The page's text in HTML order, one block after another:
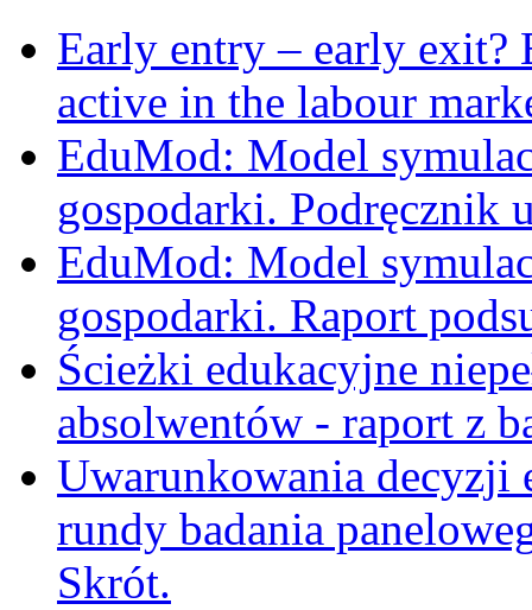
Early entry – early exit?
active in the labour
EduMod: Model
gospodarki. Podręcznik
EduMod: Model
gospodarki. Raport
Ścieżki edukacyjne
absolwentów - raport z
Uwarunkowania
rundy badania
Skrót.